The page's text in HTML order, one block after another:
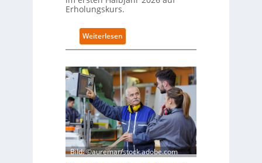
k
m
-
D
S
I
-
I
n
d
e
x
a
Erholungskurs.
Weiterlesen:
D
u
t
s
c
h
e
W
i
r
Bild: ©auremar/stock.adobe.com